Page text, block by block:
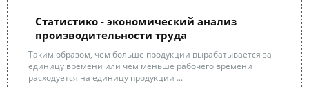
Статистико - экономический анализ
производительности труда
Таким образом, чем больше продукции вырабатывается за
единицу времени или чем меньше рабочего времени
расходуется на единицу продукции ...